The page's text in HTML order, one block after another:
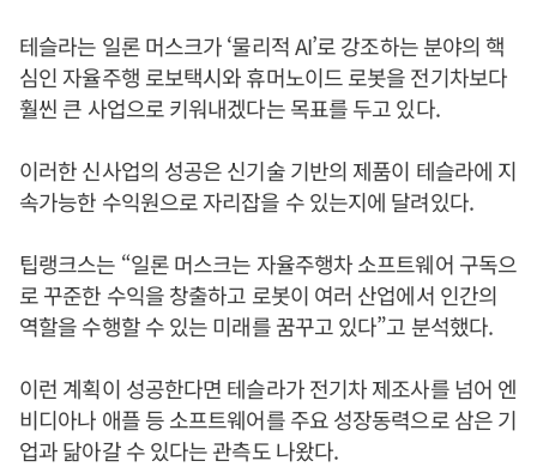
테슬라는 일론 머스크가 ‘물리적 AI’로 강조하는 분야의 핵
심인 자율주행 로보택시와 휴머노이드 로봇을 전기차보다
훨씬 큰 사업으로 키워내겠다는 목표를 두고 있다.
이러한 신사업의 성공은 신기술 기반의 제품이 테슬라에 지
속가능한 수익원으로 자리잡을 수 있는지에 달려있다.
팁랭크스는 “일론 머스크는 자율주행차 소프트웨어 구독으
로 꾸준한 수익을 창출하고 로봇이 여러 산업에서 인간의
역할을 수행할 수 있는 미래를 꿈꾸고 있다”고 분석했다.
이런 계획이 성공한다면 테슬라가 전기차 제조사를 넘어 엔
비디아나 애플 등 소프트웨어를 주요 성장동력으로 삼은 기
업과 닮아갈 수 있다는 관측도 나왔다.